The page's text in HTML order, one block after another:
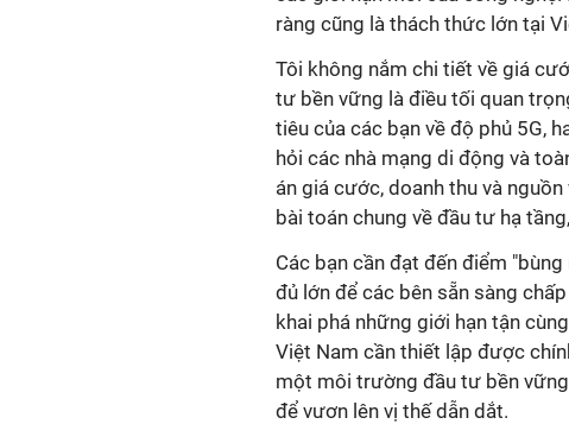
ràng cũng là thách thức lớn tại
Tôi không nắm chi tiết về giá
tư bền vững là điều tối quan
tiêu của các bạn về độ phủ 5G,
hỏi các nhà mạng di động và
án giá cước, doanh thu và
bài toán chung về đầu tư hạ
Các bạn cần đạt đến điểm
đủ lớn để các bên sẵn sàng
khai phá những giới hạn tận
Việt Nam cần thiết lập được
một môi trường đầu tư bền
để vươn lên vị thế dẫn dắt.